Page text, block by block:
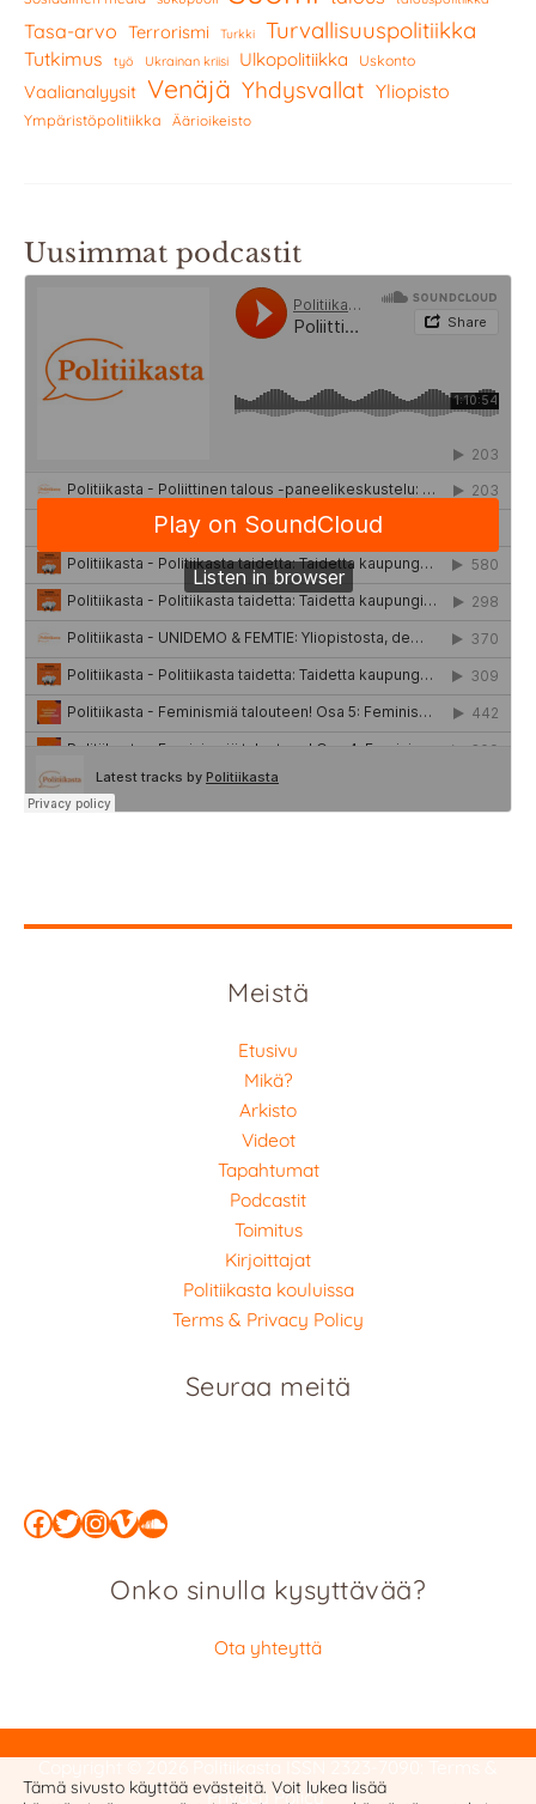
Tasa-arvo Terrorismi Turkki Turvallisuuspolitiikka
Tutkimus työ Ukrainan kriisi Ulkopolitiikka Uskonto
Vaalianalyysit Venäjä Yhdysvallat Yliopisto
Ympäristöpolitiikka Äärioikeisto
Uusimmat podcastit
Meistä
Etusivu
Mikä?
Arkisto
Videot
Tapahtumat
Podcastit
Toimitus
Kirjoittajat
Politiikasta kouluissa
Terms & Privacy Policy
Seuraa meitä
Facebook
Twitter
Instagram
Vimeo
SoundCloud
Onko sinulla kysyttävää?
Ota yhteyttä
Privacy Policy
Tämä sivusto käyttää evästeitä. Voit lukea lisää